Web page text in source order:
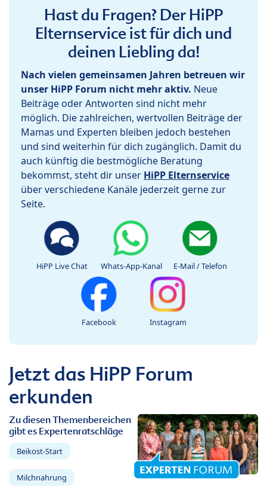
Hast du Fragen? Der HiPP
Elternservice ist für dich und
deinen Liebling da!
Nach vielen gemeinsamen Jahren betreuen wir
unser HiPP Forum nicht mehr aktiv. Neue
Beiträge oder Antworten sind nicht mehr
möglich. Die zahlreichen, wertvollen Beiträge der
Mamas und Experten bleiben jedoch bestehen
und sind weiterhin für dich zugänglich. Damit du
auch künftig die bestmögliche Beratung
bekommst, steht dir unser HiPP Elternservice
über verschiedene Kanäle jederzeit gerne zur
Seite.
HiPP Live Chat Whats-App-Kanal E-Mail / Telefon
Facebook Instagram
Jetzt das HiPP Forum
erkunden
Zu diesen Themenbereichen
gibt es Expertenratschläge
Beikost-Start
Milchnahrung